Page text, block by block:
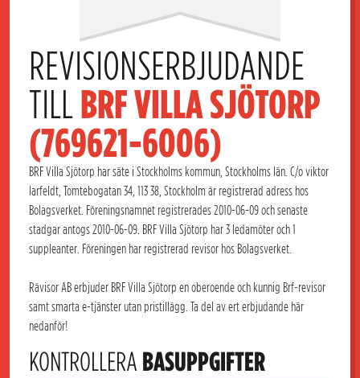
REVISIONSERBJUDANDE
TILL BRF VILLA SJÖTORP
(769621-6006)
BRF Villa Sjötorp har säte i Stockholms kommun, Stockholms län. C/o viktor
larfeldt, Tomtebogatan 34, 113 38, Stockholm är registrerad adress hos
Bolagsverket. Föreningsnamnet registrerades 2010-06-09 och senaste
stadgar antogs 2010-06-09. BRF Villa Sjötorp har 3 ledamöter och 1
suppleanter. Föreningen har registrerad revisor hos Bolagsverket.
Rävisor AB erbjuder BRF Villa Sjötorp en oberoende och kunnig Brf-revisor
samt smarta e-tjänster utan pristillägg. Ta del av ert erbjudande här
nedanför!
KONTROLLERA BASUPPGIFTER